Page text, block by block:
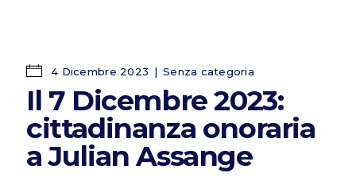
4 Dicembre 2023 Senza categoria
Il 7 Dicembre 2023:
cittadinanza onoraria
a Julian Assange